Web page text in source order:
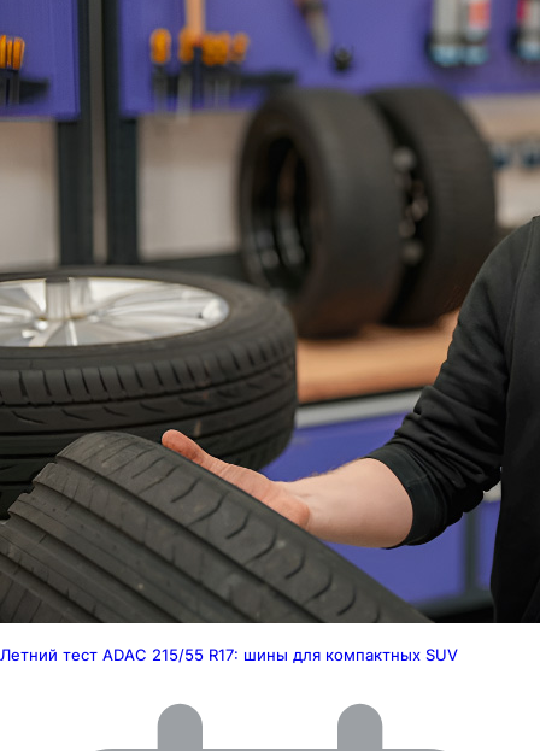
Летний тест ADAC 215/55 R17: шины для компактных SUV